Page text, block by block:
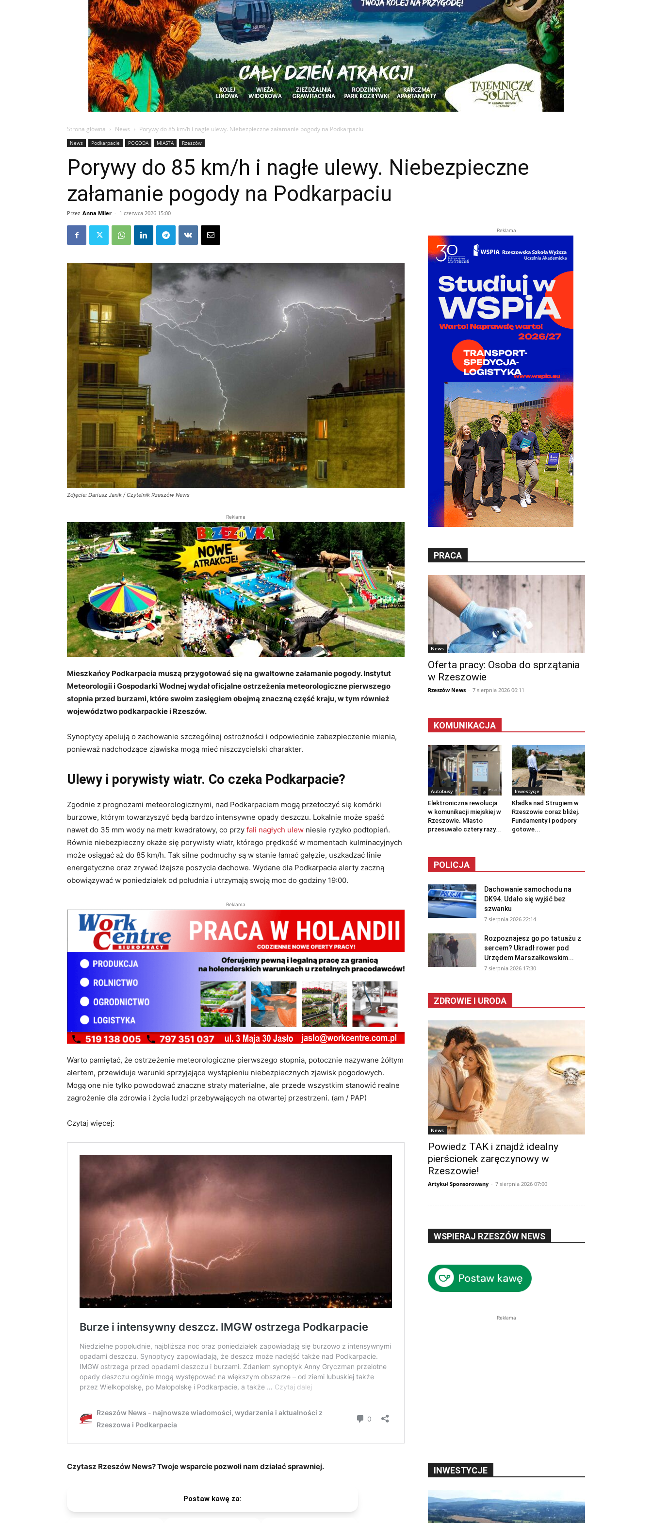
Strona główna News Porywy do 85 km/h i nagłe ulewy. Niebezpieczne załamanie pogody na Podkarpaciu
News Podkarpacie POGODA MIASTA Rzeszów
Porywy do 85 km/h i nagłe ulewy. Niebezpieczne
załamanie pogody na Podkarpaciu
Przez Anna Miler - 1 czerwca 2026 15:00
Zdjęcie: Dariusz Janik / Czytelnik Rzeszów News
Reklama
Mieszkańcy Podkarpacia muszą przygotować się na gwałtowne załamanie pogody. Instytut
Meteorologii i Gospodarki Wodnej wydał oficjalne ostrzeżenia meteorologiczne pierwszego
stopnia przed burzami, które swoim zasięgiem obejmą znaczną część kraju, w tym również
województwo podkarpackie i Rzeszów.
Synoptycy apelują o zachowanie szczególnej ostrożności i odpowiednie zabezpieczenie mienia,
ponieważ nadchodzące zjawiska mogą mieć niszczycielski charakter.
Ulewy i porywisty wiatr. Co czeka Podkarpacie?
Zgodnie z prognozami meteorologicznymi, nad Podkarpaciem mogą przetoczyć się komórki
burzowe, którym towarzyszyć będą bardzo intensywne opady deszczu. Lokalnie może spaść
nawet do 35 mm wody na metr kwadratowy, co przy fali nagłych ulew niesie ryzyko podtopień.
Równie niebezpieczny okaże się porywisty wiatr, którego prędkość w momentach kulminacyjnych
może osiągać aż do 85 km/h. Tak silne podmuchy są w stanie łamać gałęzie, uszkadzać linie
energetyczne oraz zrywać lżejsze poszycia dachowe. Wydane dla Podkarpacia alerty zaczną
obowiązywać w poniedziałek od południa i utrzymają swoją moc do godziny 19:00.
Reklama
Warto pamiętać, że ostrzeżenie meteorologiczne pierwszego stopnia, potocznie nazywane żółtym
alertem, przewiduje warunki sprzyjające wystąpieniu niebezpiecznych zjawisk pogodowych.
Mogą one nie tylko powodować znaczne straty materialne, ale przede wszystkim stanowić realne
zagrożenie dla zdrowia i życia ludzi przebywających na otwartej przestrzeni. (am / PAP)
Czytaj więcej:
Czytasz Rzeszów News? Twoje wsparcie pozwoli nam działać sprawniej.
Postaw kawę za:
Reklama
PRACA
News
Oferta pracy: Osoba do sprzątania
w Rzeszowie
Rzeszów News - 7 sierpnia 2026 06:11
KOMUNIKACJA
Autobusy
Elektroniczna rewolucja
w komunikacji miejskiej w
Rzeszowie. Miasto
przesuwało cztery razy...
Inwestycje
Kładka nad Strugiem w
Rzeszowie coraz bliżej.
Fundamenty i podpory
gotowe...
POLICJA
Dachowanie samochodu na
DK94. Udało się wyjść bez
szwanku
7 sierpnia 2026 22:14
Rozpoznajesz go po tatuażu z
sercem? Ukradł rower pod
Urzędem Marszałkowskim...
7 sierpnia 2026 17:30
ZDROWIE I URODA
News
Powiedz TAK i znajdź idealny
pierścionek zaręczynowy w
Rzeszowie!
Artykuł Sponsorowany - 7 sierpnia 2026 07:00
WSPIERAJ RZESZÓW NEWS
Reklama
INWESTYCJE